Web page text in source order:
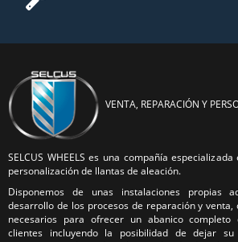
VENTA, REPARACIÓN Y
SELCUS WHEELS es una compañía
personalización de llantas de aleación.
Disponemos de unas instalaciones propias
desarrollo de los procesos de reparación y venta,
necesarios para ofrecer un abanico
clientes incluyendo la posibilidad de dejar